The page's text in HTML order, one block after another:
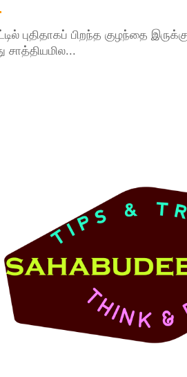
புதிதாகப் பிறந்த குழந்தை
சாத்தியமில...